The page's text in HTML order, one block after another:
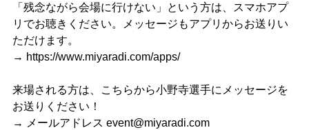
「残念ながら会場に行けない」という方は、スマホアプ
リでお聴きください。メッセージもアプリからお送りい
ただけます。
→ https://www.miyaradi.com/apps/
来場される方は、こちらから小野寺選手にメッセージを
お送りください！
→ メールアドレス event@miyaradi.com